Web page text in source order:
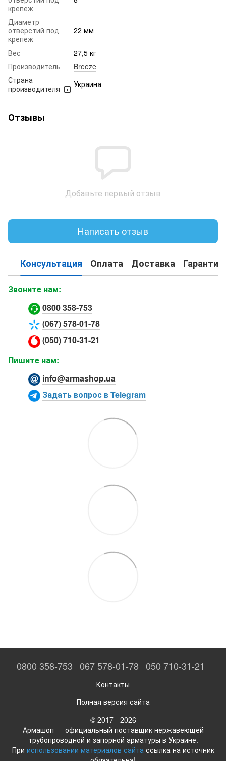
крепеж
Диаметр
отверстий под
крепеж
22 мм
Вес
27,5 кг
Производитель
Breeze
Страна
производителя
Украина
Отзывы
Добавьте первый отзыв
Написать отзыв
Консультация Оплата Доставка Гарантия
Звоните нам:
0800 358-753
(067) 578-01-78
(050) 710-31-21
Пишите нам:
info@armashop.ua
Задать вопрос в Telegram
0800 358-753 067 578-01-78 050 710-31-21
Контакты
Полная версия сайта
© 2017 - 2026
Армашоп — официальный поставщик нержавеющей
трубопроводной и запорной арматуры в Украине.
При использовании материалов сайтассылка на источник